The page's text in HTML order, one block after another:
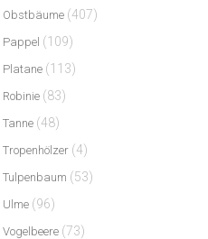
Obstbäume (407)
Pappel (109)
Platane (113)
Robinie (83)
Tanne (48)
Tropenhölzer (4)
Tulpenbaum (53)
Ulme (96)
Vogelbeere (73)